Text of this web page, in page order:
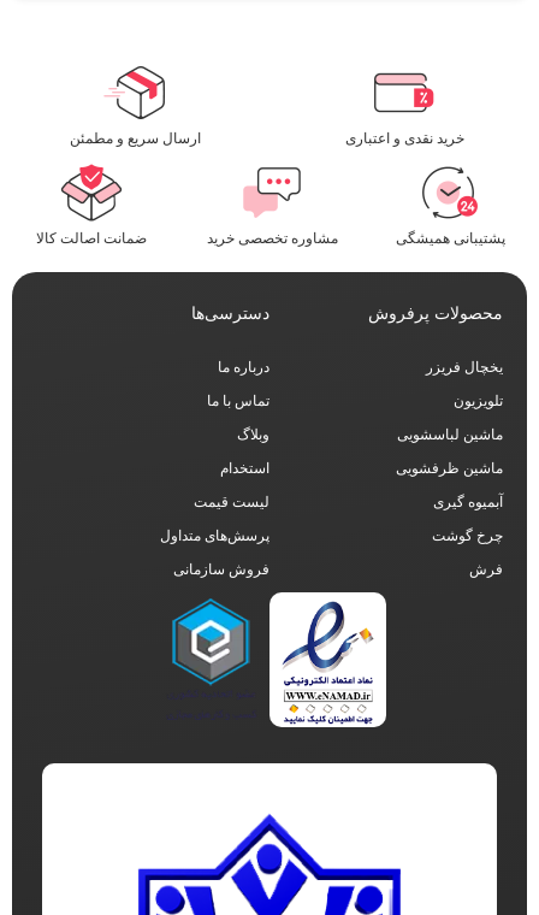
خرید نقدی و اعتباری ارسال سریع و مطمئن​
پشتیبانی همیشگی مشاوره تخصصی خرید ضمانت اصالت کالا
محصولات پرفروش
یخچال فریزر
تلویزیون
ماشین لباسشویی
ماشین ظرفشویی
آبمیوه گیری
چرخ گوشت
فرش
دسترسی‌ها
درباره ما
تماس با ما
وبلاگ
استخدام
لیست قیمت
پرسش‌های متداول
فروش سازمانی